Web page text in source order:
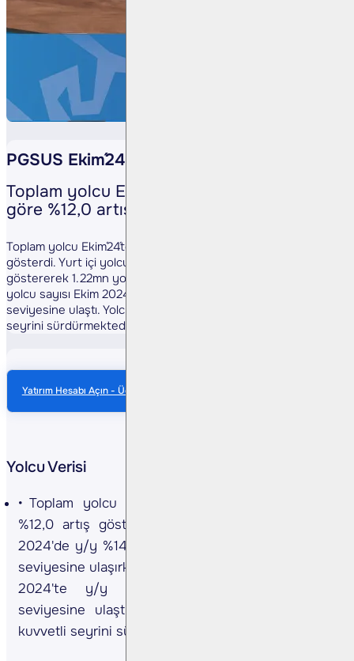
PGSUS Ekim´24 Yolcu Verisi
Toplam yolcu Ekim´24´te bir önceki yıla
göre %12,0 artış gösterdi(Olumlu)…
Toplam yolcu Ekim´24´te bir önceki yıla göre %12,0 artış
gösterdi. Yurt içi yolcu sayısı Ekim 2024´de y/y %14,0 artış
göstererek 1.22mn yolcu seviyesine ulaşırken, uluslararası
yolcu sayısı Ekim 2024´te y/y %10.8 artarak 2,15mn yolcu
seviyesine ulaştı. Yolcu sayısındaki artış trendi kuvvetli
seyrini sürdürmektedir. ...
Yatırım Hesabı Açın - Ücretsiz Anlık Veri
Yolcu Verisi
Toplam yolcu Ekim'24'te bir önceki yıla göre
%12,0 artış gösterdi. Yurt içi yolcu sayısı Ekim
2024'de y/y %14,0 artış göstererek 1.22mn yolcu
seviyesine ulaşırken, uluslararası yolcu sayısı Ekim
2024'te y/y %10.8 artarak 2,15mn yolcu
seviyesine ulaştı. Yolcu sayısındaki artış trendi
kuvvetli seyrini sürdürmektedir.